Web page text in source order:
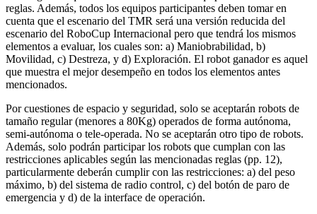
reglas. Además, todos los equipos participantes deben tomar en
cuenta que el escenario del TMR será una versión reducida del
escenario del RoboCup Internacional pero que tendrá los mismos
elementos a evaluar, los cuales son: a) Maniobrabilidad, b)
Movilidad, c) Destreza, y d) Exploración. El robot ganador es aquel
que muestra el mejor desempeño en todos los elementos antes
mencionados.
Por cuestiones de espacio y seguridad, solo se aceptarán robots de
tamaño regular (menores a 80Kg) operados de forma autónoma,
semi-autónoma o tele-operada. No se aceptarán otro tipo de robots.
Además, solo podrán participar los robots que cumplan con las
restricciones aplicables según las mencionadas reglas (pp. 12),
particularmente deberán cumplir con las restricciones: a) del peso
máximo, b) del sistema de radio control, c) del botón de paro de
emergencia y d) de la interface de operación.